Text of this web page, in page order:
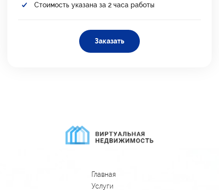
Стоимость указана за 2 часа работы
Заказать
Главная
Услуги